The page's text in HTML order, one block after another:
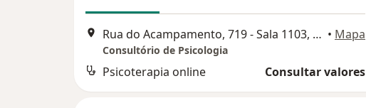
Rua do Acampamento, 719 - Sala 1103, Santa Maria, RS • Mapa
Consultório de Psicologia
Psicoterapia online Consultar valores